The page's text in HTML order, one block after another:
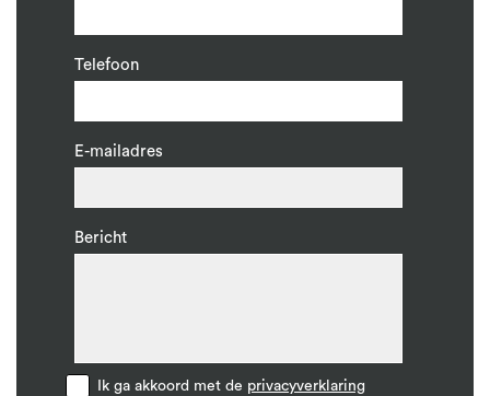
Telefoon
E-mailadres
Bericht
Ik ga akkoord met de privacyverklaring